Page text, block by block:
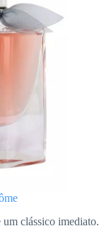
um clássico imediato.